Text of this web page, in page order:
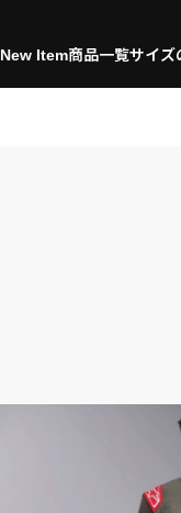
New Item商品一覧サイズ